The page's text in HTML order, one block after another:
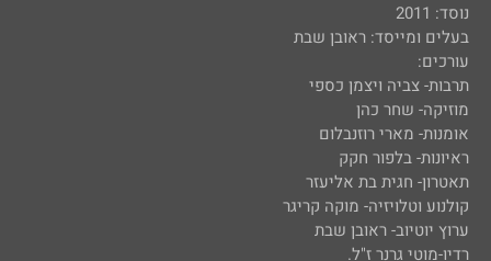
נוסד: 2011
בעלים ומייסד: ראובן שבת
עורכים:
תרבות- צביה ויצמן כספי
מוזיקה- שחר כהן
אומנות- מארי רוזנבלום
ראיונות- בלפור חקק
תאטרון- חגית בת אליעזר
קולנוע וטלויזיה- מוקה קריגר
ערוץ יוטיוב- ראובן שבת
רדיו-מוטי גרנר ז"ל.